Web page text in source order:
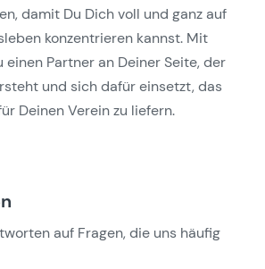
damit Du Dich voll und ganz auf
konzentrieren kannst. Mit
einen Partner an Deiner Seite, der
und sich dafür einsetzt, das
Deinen Verein zu liefern.
auf Fragen, die uns häufig